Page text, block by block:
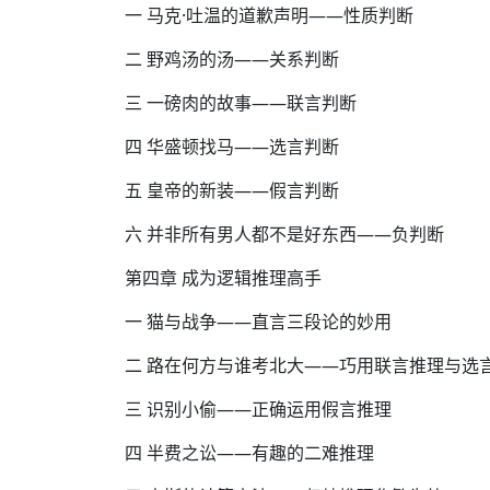
一 马克·吐温的道歉声明——性质判断
二 野鸡汤的汤——关系判断
三 一磅肉的故事——联言判断
四 华盛顿找马——选言判断
五 皇帝的新装——假言判断
六 并非所有男人都不是好东西——负判断
第四章 成为逻辑推理高手
一 猫与战争——直言三段论的妙用
二 路在何方与谁考北大——巧用联言推理与选
三 识别小偷——正确运用假言推理
四 半费之讼——有趣的二难推理